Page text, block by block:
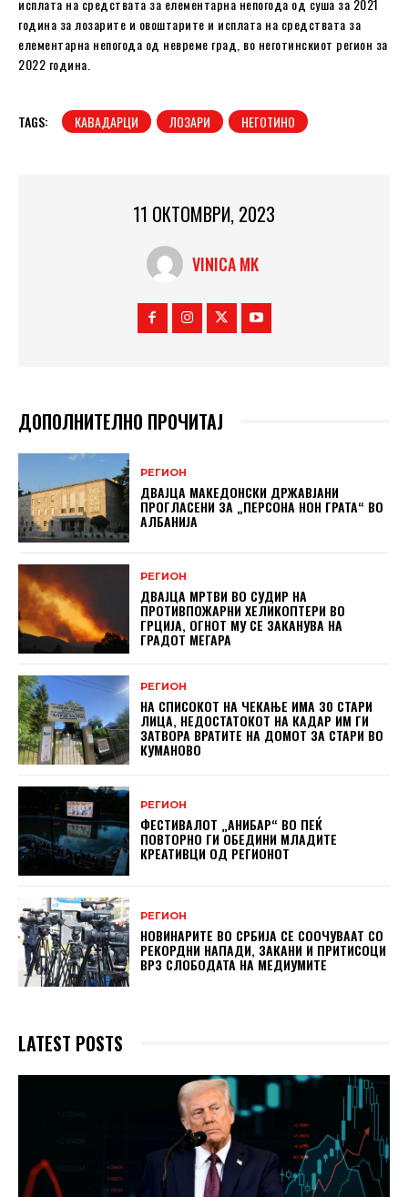
исплата на средствата за елементарна непогода од суша за 2021
година за лозарите и овоштарите и исплата на средствата за
елементарна непогода од невреме град, во неготинскиот регион за
2022 година.
TAGS: КАВАДАРЦИ ЛОЗАРИ НЕГОТИНО
11 ОКТОМВРИ, 2023
VINICA MK
ДОПОЛНИТЕЛНО ПРОЧИТАЈ
РЕГИОН
ДВАЈЦА МАКЕДОНСКИ ДРЖАВЈАНИ
ПРОГЛАСЕНИ ЗА „ПЕРСОНА НОН ГРАТА“ ВО
АЛБАНИЈА
РЕГИОН
ДВАЈЦА МРТВИ ВО СУДИР НА
ПРОТИВПОЖАРНИ ХЕЛИКОПТЕРИ ВО
ГРЦИЈА, ОГНОТ МУ СЕ ЗАКАНУВА НА
ГРАДОТ МЕГАРА
РЕГИОН
НА СПИСОКОТ НА ЧЕКАЊЕ ИМА 30 СТАРИ
ЛИЦА, НЕДОСТАТОКОТ НА КАДАР ИМ ГИ
ЗАТВОРА ВРАТИТЕ НА ДОМОТ ЗА СТАРИ ВО
КУМАНОВО
РЕГИОН
ФЕСТИВАЛОТ „АНИБАР“ ВО ПЕЌ
ПОВТОРНО ГИ ОБЕДИНИ МЛАДИТЕ
КРЕАТИВЦИ ОД РЕГИОНОТ
РЕГИОН
НОВИНАРИТЕ ВО СРБИЈА СЕ СООЧУВААТ СО
РЕКОРДНИ НАПАДИ, ЗАКАНИ И ПРИТИСОЦИ
ВРЗ СЛОБОДАТА НА МЕДИУМИТЕ
LATEST POSTS